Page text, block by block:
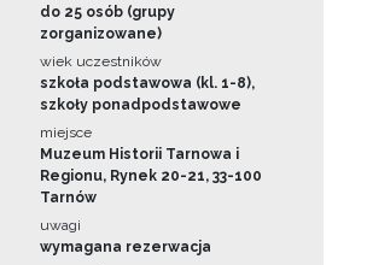
do 25 osób (grupy
zorganizowane)
wiek uczestników
szkoła podstawowa (kl. 1-8),
szkoły ponadpodstawowe
miejsce
Muzeum Historii Tarnowa i
Regionu, Rynek 20-21, 33-100
Tarnów
uwagi
wymagana rezerwacja